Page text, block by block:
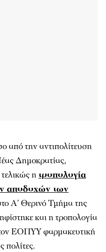
από την αντιπολίτευση
Δημοκρατίας,
η τροπολογία
αποδοχών των
Α’ Θερινό Τμήμα της
και η τροπολογία
ΕΟΠΥΥ φαρμακευτική
πολίτες.